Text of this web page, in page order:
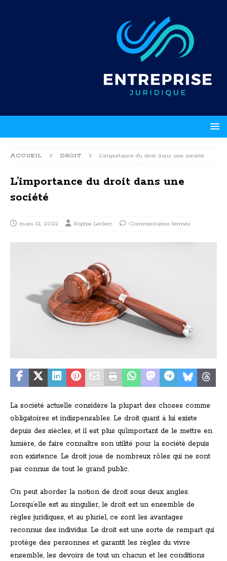
ACCUEIL DROIT L’importance du droit dans une société
L’importance du droit dans une
société
mars 12, 2022 Sophie Leclerc Commentaires fermés
La société actuelle considère la plupart des choses comme
obligatoires et indispensables. Le droit quant à lui existe
depuis des siècles, et il est plus qu’important de le mettre en
lumière, de faire connaître son utilité pour la société depuis
son existence. Le droit joue de nombreux rôles qui ne sont
pas connus de tout le grand public.
On peut aborder la notion de droit sous deux angles.
Lorsqu’elle est au singulier, le droit est un ensemble de
règles juridiques, et au pluriel, ce sont les avantages
reconnus des individus. Le droit est une sorte de rempart qui
protège des personnes et garantit les règles du vivre
ensemble, les devoirs de tout un chacun et les conditions